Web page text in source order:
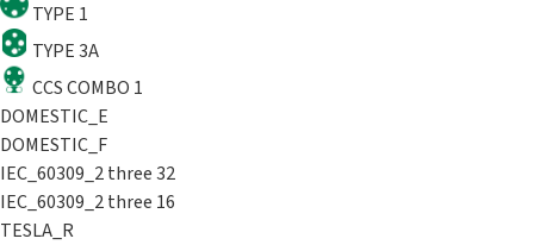
TYPE 1
TYPE 3A
CCS COMBO 1
DOMESTIC_E
DOMESTIC_F
IEC_60309_2 three 32
IEC_60309_2 three 16
TESLA_R